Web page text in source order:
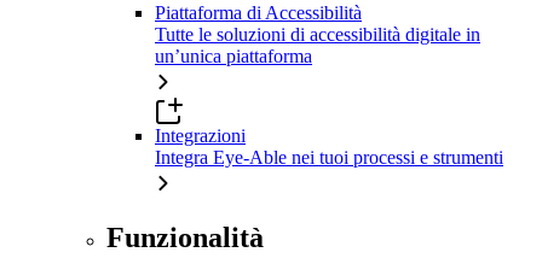
Piattaforma di Accessibilità
Tutte le soluzioni di accessibilità digitale in
un’unica piattaforma
Integrazioni
Integra Eye-Able nei tuoi processi e strumenti
Funzionalità